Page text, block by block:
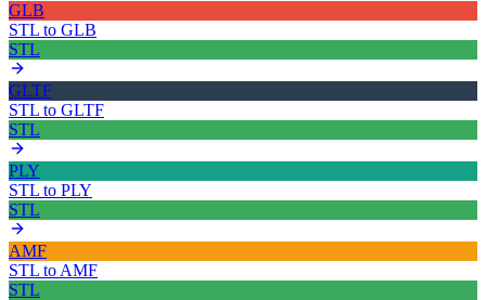
GLB
STL to GLB
STL
GLTF
STL to GLTF
STL
PLY
STL to PLY
STL
AMF
STL to AMF
STL